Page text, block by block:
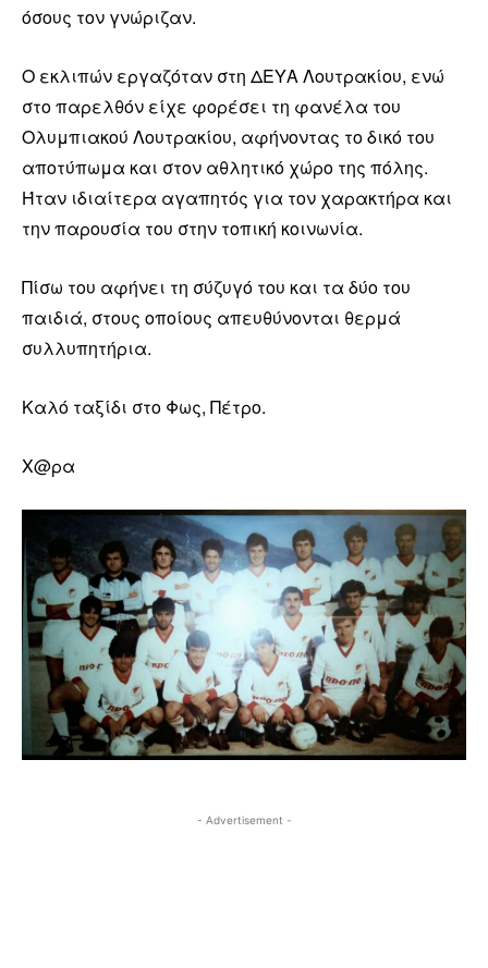
όσους τον γνώριζαν.
Ο εκλιπών εργαζόταν στη ΔΕΥΑ Λουτρακίου, ενώ
στο παρελθόν είχε φορέσει τη φανέλα του
Ολυμπιακού Λουτρακίου, αφήνοντας το δικό του
αποτύπωμα και στον αθλητικό χώρο της πόλης.
Ήταν ιδιαίτερα αγαπητός για τον χαρακτήρα και
την παρουσία του στην τοπική κοινωνία.
Πίσω του αφήνει τη σύζυγό του και τα δύο του
παιδιά, στους οποίους απευθύνονται θερμά
συλλυπητήρια.
Καλό ταξίδι στο Φως, Πέτρο.
Χ@ρα
- Advertisement -